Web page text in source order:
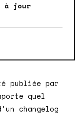
à jour
publiée par
quel
changelog